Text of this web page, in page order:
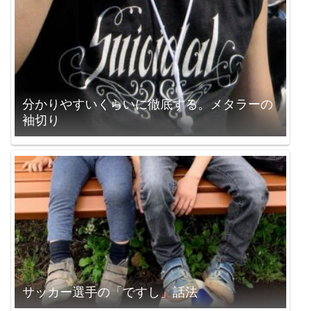
分かりやすいくらいに徹底する。メタラーの
袖切り
サッカー選手の「ですし」話法